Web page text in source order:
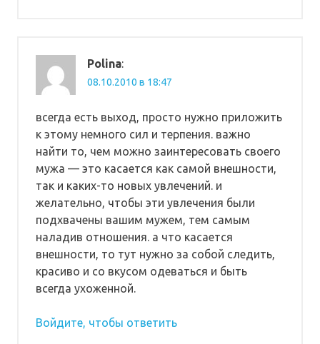
Polina:
08.10.2010 в 18:47
всегда есть выход, просто нужно приложить
к этому немного сил и терпения. важно
найти то, чем можно заинтересовать своего
мужа — это касается как самой внешности,
так и каких-то новых увлечений. и
желательно, чтобы эти увлечения были
подхвачены вашим мужем, тем самым
наладив отношения. а что касается
внешности, то тут нужно за собой следить,
красиво и со вкусом одеваться и быть
всегда ухоженной.
Войдите, чтобы ответить